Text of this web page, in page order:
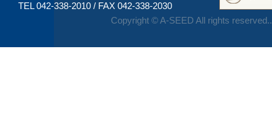
TEL 042-338-2010 / FAX 042-338-2030
Copyright © A-SEED All rights reserved..